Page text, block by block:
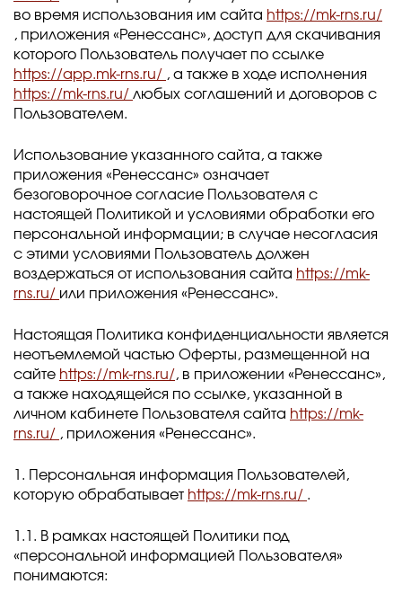
во время использования им сайта https://mk-rns.ru/
, приложения «Ренессанс», доступ для скачивания
которого Пользователь получает по ссылке
https://app.mk-rns.ru/ , а также в ходе исполнения
https://mk-rns.ru/ любых соглашений и договоров с
Пользователем.
Использование указанного сайта, а также
приложения «Ренессанс» означает
безоговорочное согласие Пользователя с
настоящей Политикой и условиями обработки его
персональной информации; в случае несогласия
с этими условиями Пользователь должен
воздержаться от использования сайта https://mk-
rns.ru/ или приложения «Ренессанс».
Настоящая Политика конфиденциальности является
неотъемлемой частью Оферты, размещенной на
сайте https://mk-rns.ru/, в приложении «Ренессанс»,
а также находящейся по ссылке, указанной в
личном кабинете Пользователя сайта https://mk-
rns.ru/ , приложения «Ренессанс».
1. Персональная информация Пользователей,
которую обрабатывает https://mk-rns.ru/ .
1.1. В рамках настоящей Политики под
«персональной информацией Пользователя»
понимаются: